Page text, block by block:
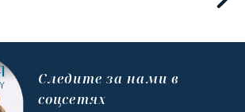
Cледите за нами в
соцсетях